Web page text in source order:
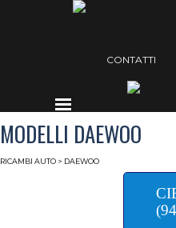
Vai ai contenuti
CONTATTI
Salta menù
MODELLI DAEWOO
RICAMBI AUTO > DAEWOO